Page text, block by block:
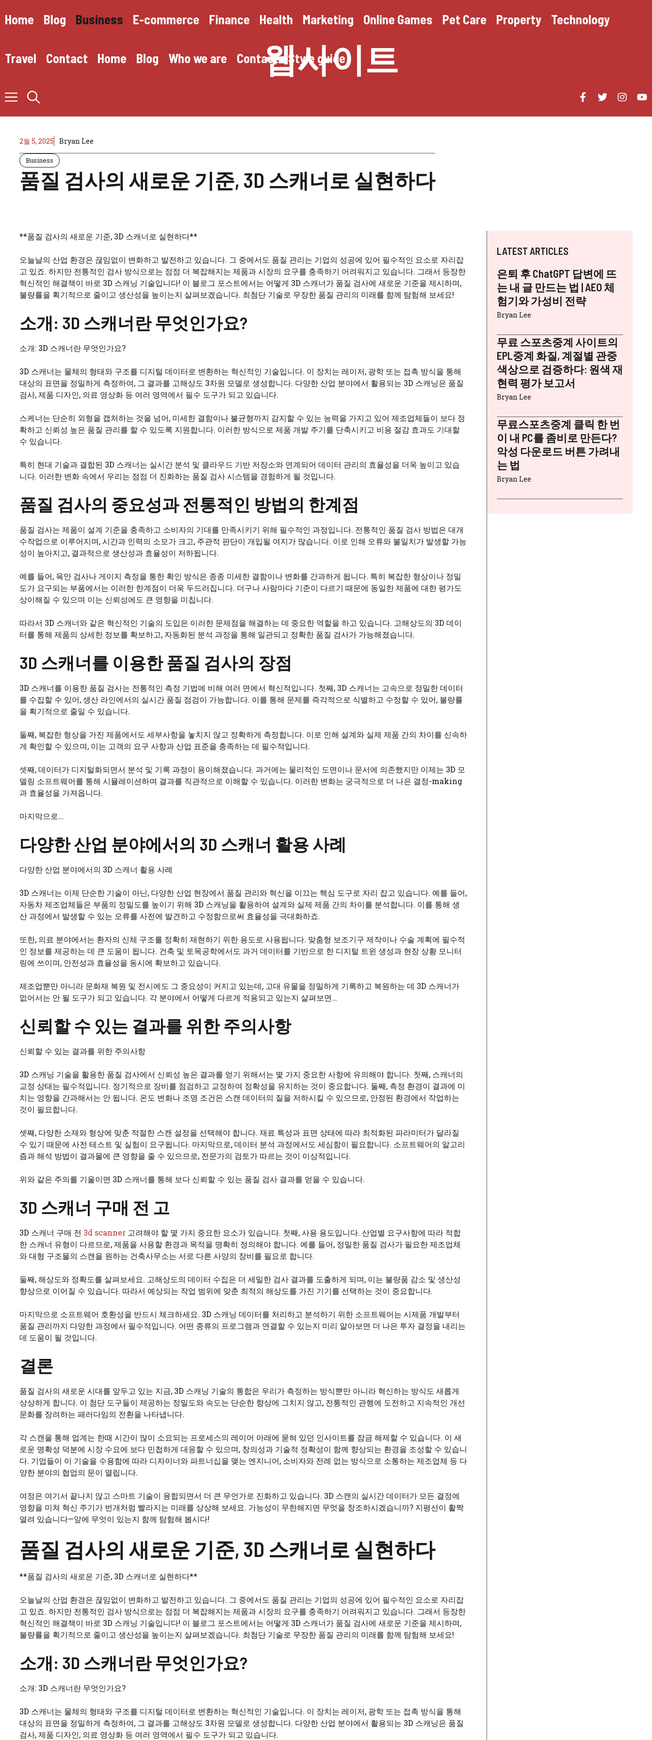
to
웹사이트
Home Blog Business E-commerce Finance Health Marketing Online Games Pet Care Property Technology
Travel Contact Home Blog Who we are Contact Style guide
2월 5, 2025 Bryan Lee
Business
품질 검사의 새로운 기준, 3D 스캐너로 실현하다
**품질 검사의 새로운 기준, 3D 스캐너로 실현하다**
오늘날의 산업 환경은 끊임없이 변화하고 발전하고 있습니다. 그 중에서도 품질 관리는 기업의 성공에 있어 필수적인 요소로 자리잡
고 있죠. 하지만 전통적인 검사 방식으로는 점점 더 복잡해지는 제품과 시장의 요구를 충족하기 어려워지고 있습니다. 그래서 등장한
혁신적인 해결책이 바로 3D 스캐닝 기술입니다! 이 블로그 포스트에서는 어떻게 3D 스캐너가 품질 검사에 새로운 기준을 제시하며,
불량률을 획기적으로 줄이고 생산성을 높이는지 살펴보겠습니다. 최첨단 기술로 무장한 품질 관리의 미래를 함께 탐험해 보세요!
소개: 3D 스캐너란 무엇인가요?
소개: 3D 스캐너란 무엇인가요?
3D 스캐너는 물체의 형태와 구조를 디지털 데이터로 변환하는 혁신적인 기술입니다. 이 장치는 레이저, 광학 또는 접촉 방식을 통해
대상의 표면을 정밀하게 측정하여, 그 결과를 고해상도 3차원 모델로 생성합니다. 다양한 산업 분야에서 활용되는 3D 스캐닝은 품질
검사, 제품 디자인, 의료 영상화 등 여러 영역에서 필수 도구가 되고 있습니다.
스케너는 단순히 외형을 캡처하는 것을 넘어, 미세한 결함이나 불균형까지 감지할 수 있는 능력을 가지고 있어 제조업체들이 보다 정
확하고 신뢰성 높은 품질 관리를 할 수 있도록 지원합니다. 이러한 방식으로 제품 개발 주기를 단축시키고 비용 절감 효과도 기대할
수 있습니다.
특히 현대 기술과 결합된 3D 스캐너는 실시간 분석 및 클라우드 기반 저장소와 연계되어 데이터 관리의 효율성을 더욱 높이고 있습
니다. 이러한 변화 속에서 우리는 점점 더 진화하는 품질 검사 시스템을 경험하게 될 것입니다.
품질 검사의 중요성과 전통적인 방법의 한계점
품질 검사는 제품이 설계 기준을 충족하고 소비자의 기대를 만족시키기 위해 필수적인 과정입니다. 전통적인 품질 검사 방법은 대개
수작업으로 이루어지며, 시간과 인력의 소모가 크고, 주관적 판단이 개입될 여지가 많습니다. 이로 인해 오류와 불일치가 발생할 가능
성이 높아지고, 결과적으로 생산성과 효율성이 저하됩니다.
예를 들어, 육안 검사나 게이지 측정을 통한 확인 방식은 종종 미세한 결함이나 변화를 간과하게 됩니다. 특히 복잡한 형상이나 정밀
도가 요구되는 부품에서는 이러한 한계점이 더욱 두드러집니다. 더구나 사람마다 기준이 다르기 때문에 동일한 제품에 대한 평가도
상이해질 수 있으며 이는 신뢰성에도 큰 영향을 미칩니다.
따라서 3D 스캐너와 같은 혁신적인 기술의 도입은 이러한 문제점을 해결하는 데 중요한 역할을 하고 있습니다. 고해상도의 3D 데이
터를 통해 제품의 상세한 정보를 확보하고, 자동화된 분석 과정을 통해 일관되고 정확한 품질 검사가 가능해졌습니다.
3D 스캐너를 이용한 품질 검사의 장점
3D 스캐너를 이용한 품질 검사는 전통적인 측정 기법에 비해 여러 면에서 혁신적입니다. 첫째, 3D 스캐너는 고속으로 정밀한 데이터
를 수집할 수 있어, 생산 라인에서의 실시간 품질 점검이 가능합니다. 이를 통해 문제를 즉각적으로 식별하고 수정할 수 있어, 불량률
을 획기적으로 줄일 수 있습니다.
둘째, 복잡한 형상을 가진 제품에서도 세부사항을 놓치지 않고 정확하게 측정합니다. 이로 인해 설계와 실제 제품 간의 차이를 신속하
게 확인할 수 있으며, 이는 고객의 요구 사항과 산업 표준을 충족하는 데 필수적입니다.
셋째, 데이터가 디지털화되면서 분석 및 기록 과정이 용이해졌습니다. 과거에는 물리적인 도면이나 문서에 의존했지만 이제는 3D 모
델링 소프트웨어를 통해 시뮬레이션하며 결과를 직관적으로 이해할 수 있습니다. 이러한 변화는 궁극적으로 더 나은 결정-making
과 효율성을 가져옵니다.
마지막으로…
다양한 산업 분야에서의 3D 스캐너 활용 사례
다양한 산업 분야에서의 3D 스캐너 활용 사례
3D 스캐너는 이제 단순한 기술이 아닌, 다양한 산업 현장에서 품질 관리와 혁신을 이끄는 핵심 도구로 자리 잡고 있습니다. 예를 들어,
자동차 제조업체들은 부품의 정밀도를 높이기 위해 3D 스캐닝을 활용하여 설계와 실제 제품 간의 차이를 분석합니다. 이를 통해 생
산 과정에서 발생할 수 있는 오류를 사전에 발견하고 수정함으로써 효율성을 극대화하죠.
또한, 의료 분야에서는 환자의 신체 구조를 정확히 재현하기 위한 용도로 사용됩니다. 맞춤형 보조기구 제작이나 수술 계획에 필수적
인 정보를 제공하는 데 큰 도움이 됩니다. 건축 및 토목공학에서도 과거 데이터를 기반으로 한 디지털 트윈 생성과 현장 상황 모니터
링에 쓰이며, 안전성과 효율성을 동시에 확보하고 있습니다.
제조업뿐만 아니라 문화재 복원 및 전시에도 그 중요성이 커지고 있는데, 고대 유물을 정밀하게 기록하고 복원하는 데 3D 스캐너가
없어서는 안 될 도구가 되고 있습니다. 각 분야에서 어떻게 다르게 적용되고 있는지 살펴보면…
신뢰할 수 있는 결과를 위한 주의사항
신뢰할 수 있는 결과를 위한 주의사항
3D 스캐닝 기술을 활용한 품질 검사에서 신뢰성 높은 결과를 얻기 위해서는 몇 가지 중요한 사항에 유의해야 합니다. 첫째, 스캐너의
교정 상태는 필수적입니다. 정기적으로 장비를 점검하고 교정하여 정확성을 유지하는 것이 중요합니다. 둘째, 측정 환경이 결과에 미
치는 영향을 간과해서는 안 됩니다. 온도 변화나 조명 조건은 스캔 데이터의 질을 저하시킬 수 있으므로, 안정된 환경에서 작업하는
것이 필요합니다.
셋째, 다양한 소재와 형상에 맞춘 적절한 스캔 설정을 선택해야 합니다. 재료 특성과 표면 상태에 따라 최적화된 파라미터가 달라질
수 있기 때문에 사전 테스트 및 실험이 요구됩니다. 마지막으로, 데이터 분석 과정에서도 세심함이 필요합니다. 소프트웨어의 알고리
즘과 해석 방법이 결과물에 큰 영향을 줄 수 있으므로, 전문가의 검토가 따르는 것이 이상적입니다.
위와 같은 주의를 기울이면 3D 스캐너를 통해 보다 신뢰할 수 있는 품질 검사 결과를 얻을 수 있습니다.
3D 스캐너 구매 전 고
3D 스캐너 구매 전 3d scanner 고려해야 할 몇 가지 중요한 요소가 있습니다. 첫째, 사용 용도입니다. 산업별 요구사항에 따라 적합
한 스캐너 유형이 다르므로, 제품을 사용할 환경과 목적을 명확히 정의해야 합니다. 예를 들어, 정밀한 품질 검사가 필요한 제조업체
와 대형 구조물의 스캔을 원하는 건축사무소는 서로 다른 사양의 장비를 필요로 합니다.
둘째, 해상도와 정확도를 살펴보세요. 고해상도의 데이터 수집은 더 세밀한 검사 결과를 도출하게 되며, 이는 불량품 감소 및 생산성
향상으로 이어질 수 있습니다. 따라서 예상되는 작업 범위에 맞춘 최적의 해상도를 가진 기기를 선택하는 것이 중요합니다.
마지막으로 소프트웨어 호환성을 반드시 체크하세요. 3D 스캐닝 데이터를 처리하고 분석하기 위한 소프트웨어는 시제품 개발부터
품질 관리까지 다양한 과정에서 필수적입니다. 어떤 종류의 프로그램과 연결할 수 있는지 미리 알아보면 더 나은 투자 결정을 내리는
데 도움이 될 것입니다.
결론
품질 검사의 새로운 시대를 앞두고 있는 지금, 3D 스캐닝 기술의 통합은 우리가 측정하는 방식뿐만 아니라 혁신하는 방식도 새롭게
상상하게 합니다. 이 첨단 도구들이 제공하는 정밀도와 속도는 단순한 향상에 그치지 않고, 전통적인 관행에 도전하고 지속적인 개선
문화를 장려하는 패러다임의 전환을 나타냅니다.
각 스캔을 통해 업계는 한때 시간이 많이 소요되는 프로세스의 레이어 아래에 묻혀 있던 인사이트를 잠금 해제할 수 있습니다. 이 새
로운 명확성 덕분에 시장 수요에 보다 민첩하게 대응할 수 있으며, 창의성과 기술적 정확성이 함께 향상되는 환경을 조성할 수 있습니
다. 기업들이 이 기술을 수용함에 따라 디자이너와 파트너십을 맺는 엔지니어, 소비자와 전례 없는 방식으로 소통하는 제조업체 등 다
양한 분야의 협업의 문이 열립니다.
여정은 여기서 끝나지 않고 스마트 기술이 융합되면서 더 큰 무언가로 진화하고 있습니다. 3D 스캔의 실시간 데이터가 모든 결정에
영향을 미쳐 혁신 주기가 번개처럼 빨라지는 미래를 상상해 보세요. 가능성이 무한해지면 무엇을 창조하시겠습니까? 지평선이 활짝
열려 있습니다—앞에 무엇이 있는지 함께 탐험해 봅시다!
품질 검사의 새로운 기준, 3D 스캐너로 실현하다
**품질 검사의 새로운 기준, 3D 스캐너로 실현하다**
오늘날의 산업 환경은 끊임없이 변화하고 발전하고 있습니다. 그 중에서도 품질 관리는 기업의 성공에 있어 필수적인 요소로 자리잡
고 있죠. 하지만 전통적인 검사 방식으로는 점점 더 복잡해지는 제품과 시장의 요구를 충족하기 어려워지고 있습니다. 그래서 등장한
혁신적인 해결책이 바로 3D 스캐닝 기술입니다! 이 블로그 포스트에서는 어떻게 3D 스캐너가 품질 검사에 새로운 기준을 제시하며,
불량률을 획기적으로 줄이고 생산성을 높이는지 살펴보겠습니다. 최첨단 기술로 무장한 품질 관리의 미래를 함께 탐험해 보세요!
소개: 3D 스캐너란 무엇인가요?
소개: 3D 스캐너란 무엇인가요?
3D 스캐너는 물체의 형태와 구조를 디지털 데이터로 변환하는 혁신적인 기술입니다. 이 장치는 레이저, 광학 또는 접촉 방식을 통해
대상의 표면을 정밀하게 측정하여, 그 결과를 고해상도 3차원 모델로 생성합니다. 다양한 산업 분야에서 활용되는 3D 스캐닝은 품질
검사, 제품 디자인, 의료 영상화 등 여러 영역에서 필수 도구가 되고 있습니다.
LATEST ARTICLES
은퇴 후 ChatGPT 답변에 뜨
는 내 글 만드는 법 | AEO 체
험기와 가성비 전략
Bryan Lee
무료 스포츠중계 사이트의
EPL중계 화질, 계절별 관중
색상으로 검증하다: 원색 재
현력 평가 보고서
Bryan Lee
무료스포츠중계 클릭 한 번
이 내 PC를 좀비로 만든다?
악성 다운로드 버튼 가려내
는 법
Bryan Lee